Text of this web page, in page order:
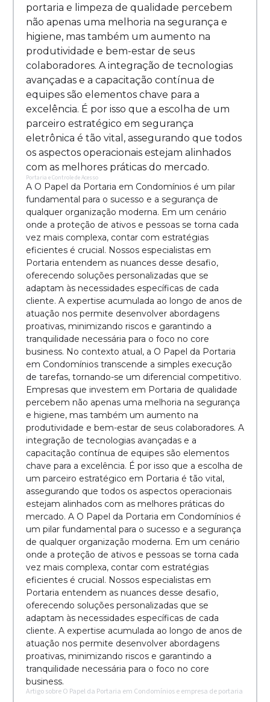
portaria e limpeza de qualidade percebem
não apenas uma melhoria na segurança e
higiene, mas também um aumento na
produtividade e bem-estar de seus
colaboradores. A integração de tecnologias
avançadas e a capacitação contínua de
equipes são elementos chave para a
excelência. É por isso que a escolha de um
parceiro estratégico em segurança
eletrônica é tão vital, assegurando que todos
os aspectos operacionais estejam alinhados
com as melhores práticas do mercado.
Portaria e Controle de Acesso
A O Papel da Portaria em Condomínios é um pilar
fundamental para o sucesso e a segurança de
qualquer organização moderna. Em um cenário
onde a proteção de ativos e pessoas se torna cada
vez mais complexa, contar com estratégias
eficientes é crucial. Nossos especialistas em
Portaria entendem as nuances desse desafio,
oferecendo soluções personalizadas que se
adaptam às necessidades específicas de cada
cliente. A expertise acumulada ao longo de anos de
atuação nos permite desenvolver abordagens
proativas, minimizando riscos e garantindo a
tranquilidade necessária para o foco no core
business. No contexto atual, a O Papel da Portaria
em Condomínios transcende a simples execução
de tarefas, tornando-se um diferencial competitivo.
Empresas que investem em Portaria de qualidade
percebem não apenas uma melhoria na segurança
e higiene, mas também um aumento na
produtividade e bem-estar de seus colaboradores. A
integração de tecnologias avançadas e a
capacitação contínua de equipes são elementos
chave para a excelência. É por isso que a escolha de
um parceiro estratégico em Portaria é tão vital,
assegurando que todos os aspectos operacionais
estejam alinhados com as melhores práticas do
mercado. A O Papel da Portaria em Condomínios é
um pilar fundamental para o sucesso e a segurança
de qualquer organização moderna. Em um cenário
onde a proteção de ativos e pessoas se torna cada
vez mais complexa, contar com estratégias
eficientes é crucial. Nossos especialistas em
Portaria entendem as nuances desse desafio,
oferecendo soluções personalizadas que se
adaptam às necessidades específicas de cada
cliente. A expertise acumulada ao longo de anos de
atuação nos permite desenvolver abordagens
proativas, minimizando riscos e garantindo a
tranquilidade necessária para o foco no core
business.
Artigo sobre O Papel da Portaria em Condomínios e empresa de portaria